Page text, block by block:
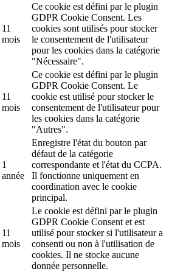
11
mois
Ce cookie est défini par le plugin
GDPR Cookie Consent. Les
cookies sont utilisés pour stocker
le consentement de l'utilisateur
pour les cookies dans la catégorie
"Nécessaire".
11
mois
Ce cookie est défini par le plugin
GDPR Cookie Consent. Le
cookie est utilisé pour stocker le
consentement de l'utilisateur pour
les cookies dans la catégorie
"Autres".
1
année
Enregistre l'état du bouton par
défaut de la catégorie
correspondante et l'état du CCPA.
Il fonctionne uniquement en
coordination avec le cookie
principal.
11
mois
Le cookie est défini par le plugin
GDPR Cookie Consent et est
utilisé pour stocker si l'utilisateur a
consenti ou non à l'utilisation de
cookies. Il ne stocke aucune
donnée personnelle.